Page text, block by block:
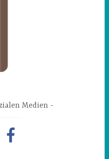
Medien
facebook